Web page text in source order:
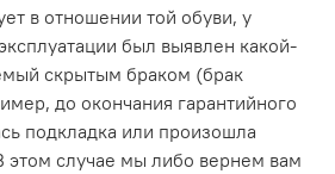
в отношении той обуви, у
был выявлен какой-
скрытым браком (брак
до окончания гарантийного
подкладка или произошла
этом случае мы либо вернем вам